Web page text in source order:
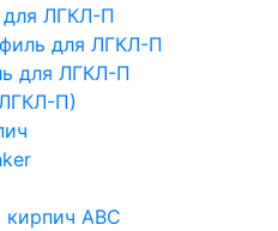
ЛГКЛ-П
для ЛГКЛ-П
для ЛГКЛ-П
П)
ABC